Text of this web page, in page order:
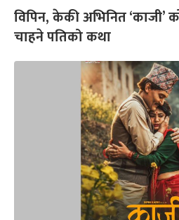
विपिन, केकी अभिनित ‘काजी’
चाहने पतिको कथा